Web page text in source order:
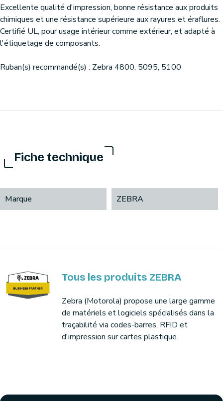
Excellente qualité d'impression, bonne résistance aux produits
chimiques et une résistance supérieure aux rayures et éraflures.
Certifié UL, pour usage intérieur comme extérieur, et adapté à
l'étiquetage de composants.
Ruban(s) recommandé(s) : Zebra 4800, 5095, 5100
Fiche technique
Marque ZEBRA
Tous les produits ZEBRA
Zebra (Motorola) propose une large gamme
de matériels et logiciels spécialisés dans la
traçabilité via codes-barres, RFID et
d'impression sur cartes plastique.